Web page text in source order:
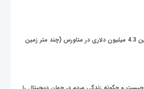
خرید زمین 4.3 میلیون دلاری در متاورس (چند متر زمین